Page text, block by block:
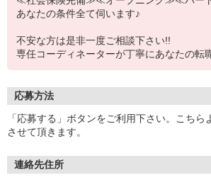
あなたの条件全て伺います♪
不安な方は是非一度ご相談下さい!!
専任コーディネーターが丁寧にあなたの転
応募方法
「応募する」ボタンをご利用下さい。こちら
させて頂きます。
連絡先住所